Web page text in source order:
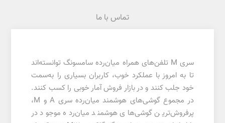
تماس با ما
سری M تلفن‌های همراه میان‌رده سامسونگ توانسته‌اند
تا به امروز با عملکرد خوب، کاربران بسیاری را به‌سمت
خود جلب کنند و در بازار فروش آمار خوبی را کسب کنند.
در مجموع گوشی‌های هوشمند میان‌رده سری A و M،
پرفروش‌ترین گوشی‌های هوشمند میان‌رده موجود در